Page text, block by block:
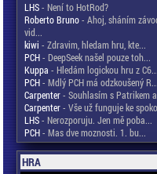
LHS- Není to HotRod?
Roberto Bruno- Ahoj, sháním
vid...
kiwi - Zdravim, hledam hru, kte...
PCH- DeepSeek našel pouze toh...
Kuppa - Hledám logickou hru z C6...
PCH- Mdlý PCH má odzkoušený R...
Carpenter- Souhlasím s Patrikem
Carpenter- Vše už funguje ke
LHS- Nerozporuju. Jen mě poba...
PCH- Mas dve moznosti. 1. bu...
HRA